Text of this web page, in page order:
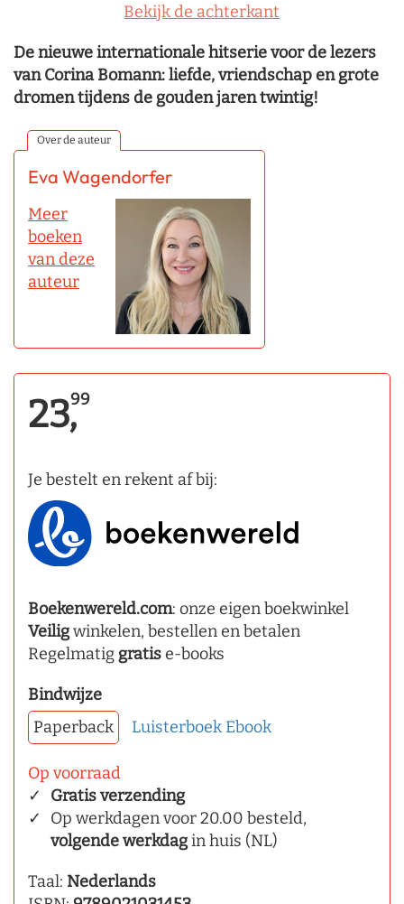
Bekijk de achterkant
De nieuwe internationale hitserie voor de lezers
van Corina Bomann: liefde, vriendschap en grote
dromen tijdens de gouden jaren twintig!
Over de auteur
Eva Wagendorfer
Meer
boeken
van deze
auteur
23,99
Je bestelt en rekent af bij:
Boekenwereld.com: onze eigen boekwinkel
Veiligwinkelen, bestellen en betalen
Regelmatig gratise-books
Bindwijze
Paperback
Luisterboek Ebook
Op voorraad
Gratis verzending
Op werkdagen voor 20.00 besteld,
volgende werkdagin huis (NL)
Taal: Nederlands